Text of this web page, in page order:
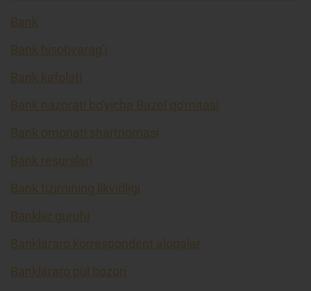
Bank
Bank hisobvarag’i
Bank kafolati
Bank nazorati bo'yicha Bazel qo'mitasi
Bank omonati shartnomasi
Bank resurslari
Bank tizimining likvidligi
Banklar guruhi
Banklararo korrespondent aloqalar
Banklararo pul bozori